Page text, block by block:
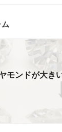
モンドが大き